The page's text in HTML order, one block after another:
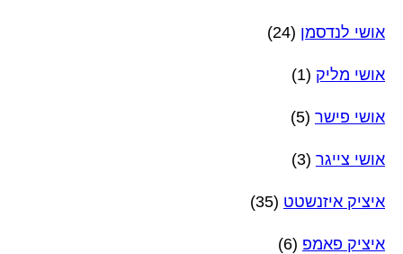
אושי לנדסמן (24)
אושי מליק (1)
אושי פישר (5)
אושי צייגר (3)
איציק איזנשטט (35)
איציק פאמפ (6)